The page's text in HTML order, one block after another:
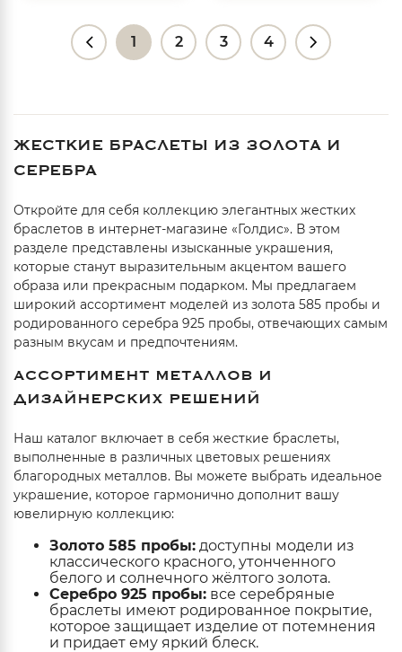
1 2 3 4
ЖЕСТКИЕ БРАСЛЕТЫ ИЗ ЗОЛОТА И
СЕРЕБРА
Откройте для себя коллекцию элегантных жестких
браслетов в интернет-магазине «Голдис». В этом
разделе представлены изысканные украшения,
которые станут выразительным акцентом вашего
образа или прекрасным подарком. Мы предлагаем
широкий ассортимент моделей из золота 585 пробы и
родированного серебра 925 пробы, отвечающих самым
разным вкусам и предпочтениям.
АССОРТИМЕНТ МЕТАЛЛОВ И
ДИЗАЙНЕРСКИХ РЕШЕНИЙ
Наш каталог включает в себя жесткие браслеты,
выполненные в различных цветовых решениях
благородных металлов. Вы можете выбрать идеальное
украшение, которое гармонично дополнит вашу
ювелирную коллекцию:
Золото 585 пробы: доступны модели из
классического красного, утонченного
белого и солнечного жёлтого золота.
Серебро 925 пробы: все серебряные
браслеты имеют родированное покрытие,
которое защищает изделие от потемнения
и придает ему яркий блеск.